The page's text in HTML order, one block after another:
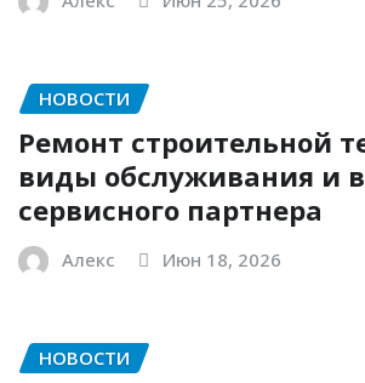
НОВОСТИ
Ремонт строительной
виды обслуживания и
сервисного партнера
Алекс Июн 18, 2026
НОВОСТИ